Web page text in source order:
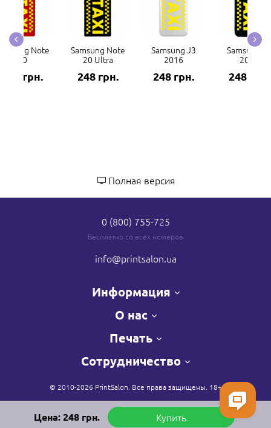
Note
20
248 грн.
Samsung Note
20 Ultra
248 грн.
Samsung J3
2016
248 грн.
Samsung J3
2017
248 грн.
Цена:248грн. Купить
Полная версия
0 (800) 755-725
Бесплатно со всех номеров
info@printsalon.ua
Информация
О нас
Печать
Сотрудничество
© 2010-2026 PrintSalon. Все права защищены. 18+